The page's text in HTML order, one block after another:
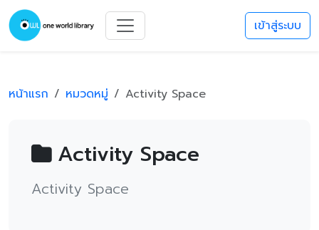
เข้าสู่ระบบ
หน้าแรก หมวดหมู่ Activity Space
Activity Space
Activity Space